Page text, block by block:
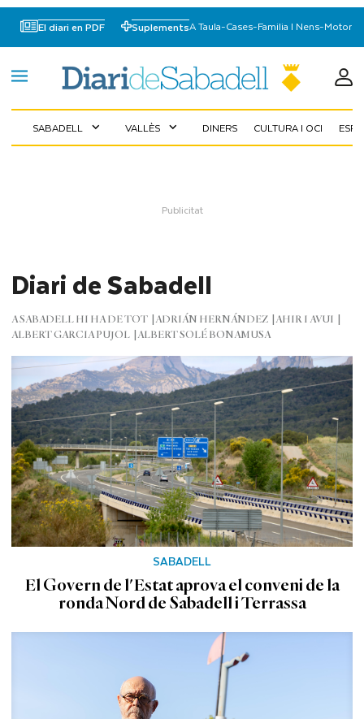
El diari en PDF SuplementsA Taula-Cases-Familia I Nens-Motor
SABADELL expand_more VALLÈS expand_more DINERS CULTURA I OCI
Diari de Sabadell
A SABADELL HI HA DE TOT ADRIÁN HERNÁNDEZ
AHIR I AVUI
ALBERT GARCIA PUJOL
ALBERT SOLÉ BONAMUSA
SABADELL
El Govern de l'Estat aprova el conveni de la
ronda Nord de Sabadell i Terrassa